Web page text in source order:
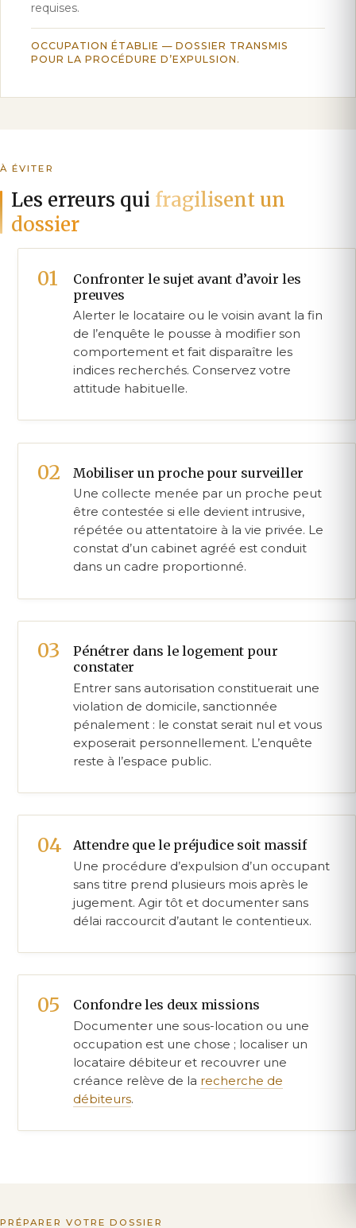
requises.
OCCUPATION ÉTABLIE — DOSSIER TRANSMIS
POUR LA PROCÉDURE D’EXPULSION.
À ÉVITER
Les erreurs qui fragilisent un
dossier
Confronter le sujet avant d’avoir les
preuves
Alerter le locataire ou le voisin avant la fin
de l’enquête le pousse à modifier son
comportement et fait disparaître les
indices recherchés. Conservez votre
attitude habituelle.
Mobiliser un proche pour surveiller
Une collecte menée par un proche peut
être contestée si elle devient intrusive,
répétée ou attentatoire à la vie privée. Le
constat d’un cabinet agréé est conduit
dans un cadre proportionné.
Pénétrer dans le logement pour
constater
Entrer sans autorisation constituerait une
violation de domicile, sanctionnée
pénalement : le constat serait nul et vous
exposerait personnellement. L’enquête
reste à l’espace public.
Attendre que le préjudice soit massif
Une procédure d’expulsion d’un occupant
sans titre prend plusieurs mois après le
jugement. Agir tôt et documenter sans
délai raccourcit d’autant le contentieux.
Confondre les deux missions
Documenter une sous-location ou une
occupation est une chose ; localiser un
locataire débiteur et recouvrer une
créance relève de la recherche de
débiteurs.
PRÉPARER VOTRE DOSSIER